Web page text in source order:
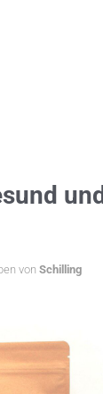
und
von Schilling